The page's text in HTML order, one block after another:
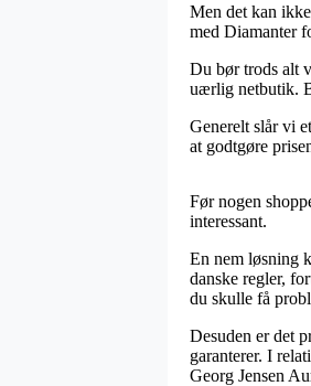
Men det kan
med Diamanter
Du bør trods alt
uærlig netbutik.
Generelt slår vi
at godtgøre
Før nogen
interessant.
En nem løsning
danske regler,
du skulle få
Desuden er det
garanterer. I
Georg Jensen